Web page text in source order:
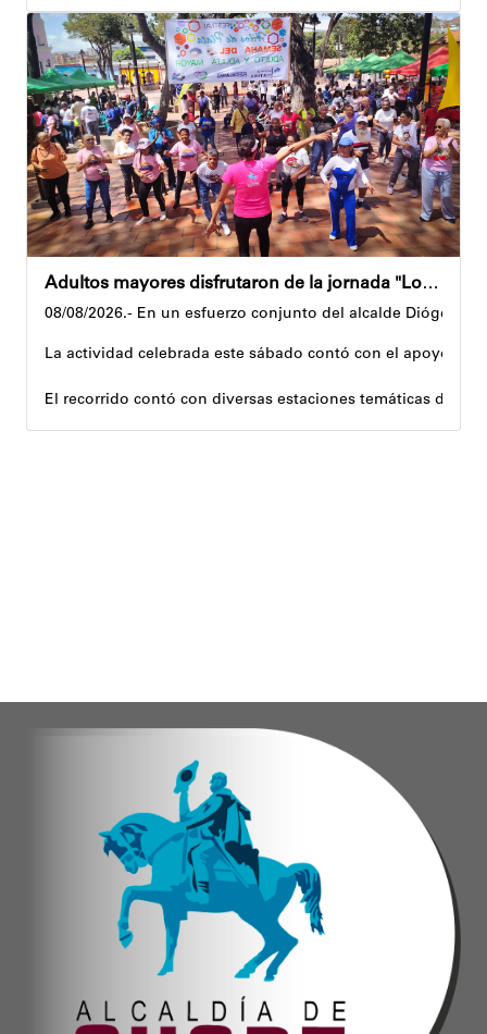
El alcalde tomó nota de las quejas, sugerencias y
Además, estas acciones se ejecutan en articulación con
Andyvell Román
Adultos mayores disfrutaron de la jornada "Los abuelos ríen, Venezuela ríe"
08/08/2026.- En un esfuerzo conjunto del alcalde
La actividad celebrada este sábado contó con el apoyo
El recorrido contó con diversas estaciones temáticas